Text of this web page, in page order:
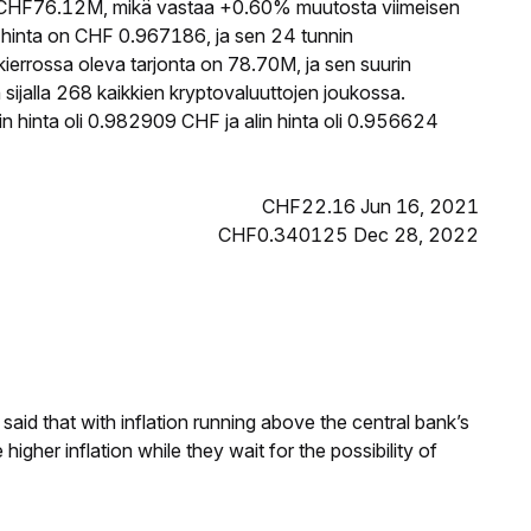
mikä vastaa +0.60% muutosta viimeisen
on CHF 0.967186, ja sen 24 tunnin
oleva tarjonta on 78.70M, ja sen suurin
268 kaikkien kryptovaluuttojen joukossa.
hinta oli 0.982909 CHF ja alin hinta oli 0.956624
CHF22.16 Jun 16, 2021
CHF0.340125 Dec 28, 2022
that with inflation running above the central bank’s
inflation while they wait for the possibility of